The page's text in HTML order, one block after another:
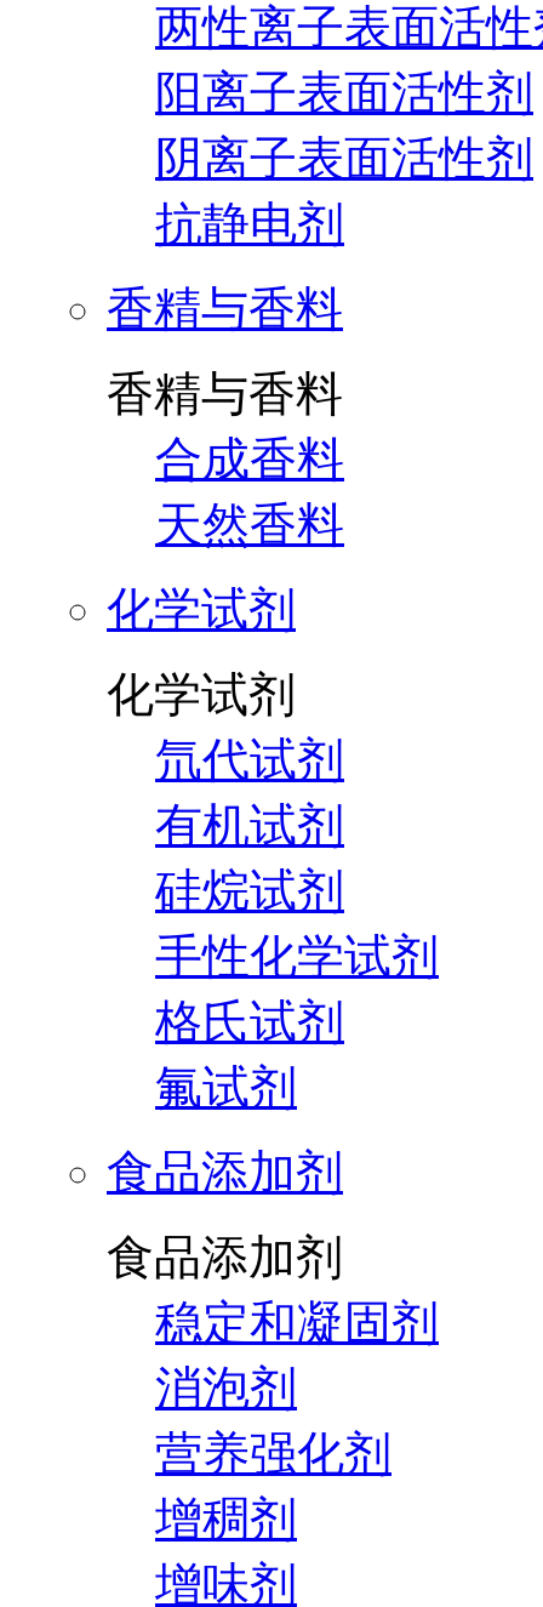
两性离子表面活
阳离子表面活性剂
阴离子表面活性剂
抗静电剂
香精与香料
香精与香料
合成香料
天然香料
化学试剂
化学试剂
氘代试剂
有机试剂
硅烷试剂
手性化学试剂
格氏试剂
氟试剂
食品添加剂
食品添加剂
稳定和凝固剂
消泡剂
营养强化剂
增稠剂
增味剂